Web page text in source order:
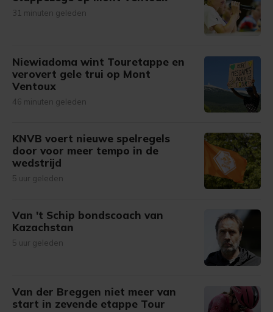
31 minuten geleden
Niewiadoma wint Touretappe en
verovert gele trui op Mont
Ventoux
46 minuten geleden
KNVB voert nieuwe spelregels
door voor meer tempo in de
wedstrijd
5 uur geleden
Van 't Schip bondscoach van
Kazachstan
5 uur geleden
Van der Breggen niet meer van
start in zevende etappe Tour